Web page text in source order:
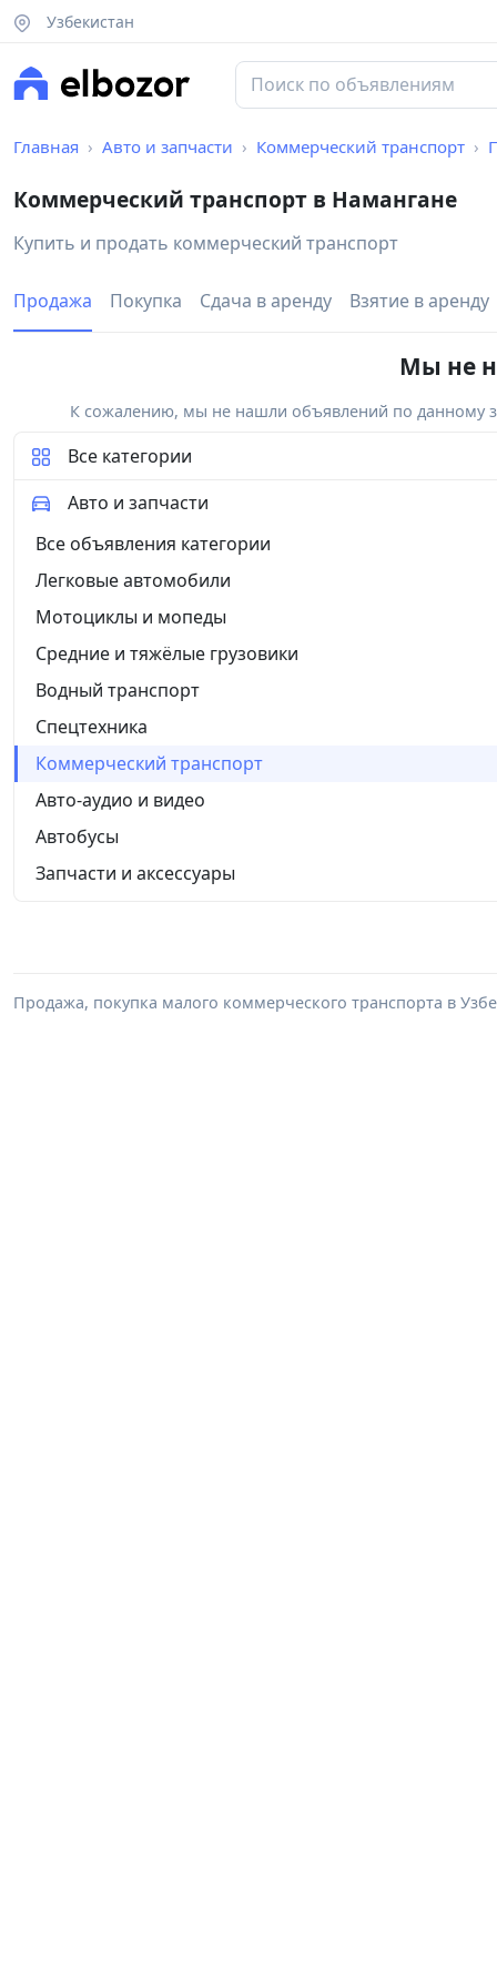
Узбекистан
Главная Авто и запчасти Коммерческий транспорт
Коммерческий транспорт в Намангане
Купить и продать коммерческий транспорт
Продажа Покупка Сдача в аренду Взятие в аренду
Мы не
К сожалению, мы не нашли объявлений по данному
Все категории
Авто и запчасти
Все объявления категории
Легковые автомобили
Мотоциклы и мопеды
Средние и тяжёлые грузовики
Водный транспорт
Спецтехника
Коммерческий транспорт
Авто-аудио и видео
Автобусы
Запчасти и аксессуары
Продажа, покупка малого коммерческого транспорта в